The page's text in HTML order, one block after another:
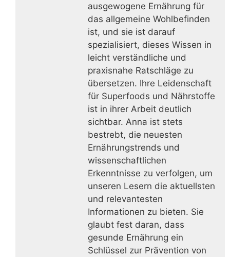
ausgewogene Ernährung für
das allgemeine Wohlbefinden
ist, und sie ist darauf
spezialisiert, dieses Wissen in
leicht verständliche und
praxisnahe Ratschläge zu
übersetzen. Ihre Leidenschaft
für Superfoods und Nährstoffe
ist in ihrer Arbeit deutlich
sichtbar. Anna ist stets
bestrebt, die neuesten
Ernährungstrends und
wissenschaftlichen
Erkenntnisse zu verfolgen, um
unseren Lesern die aktuellsten
und relevantesten
Informationen zu bieten. Sie
glaubt fest daran, dass
gesunde Ernährung ein
Schlüssel zur Prävention von